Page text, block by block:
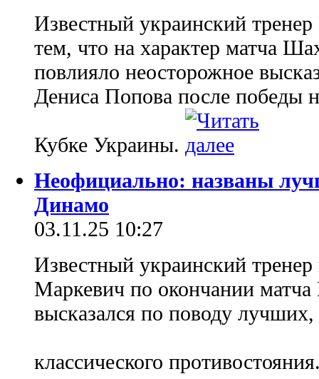
Известный украинский
тем, что на характер матча
повлияло неосторожное
Дениса Попова после победы
Кубке Украины.
Неофициально: названы
Динамо
03.11.25 10:27
Известный украинский
Маркевич по окончании
высказался по поводу лучших,
классического